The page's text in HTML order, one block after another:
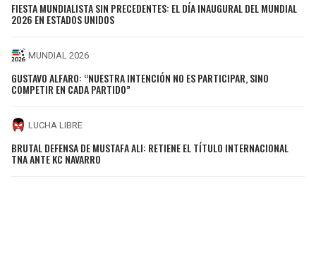
FIESTA MUNDIALISTA SIN PRECEDENTES: EL DÍA INAUGURAL DEL MUNDIAL
2026 EN ESTADOS UNIDOS
MUNDIAL 2026
GUSTAVO ALFARO: “NUESTRA INTENCIÓN NO ES PARTICIPAR, SINO
COMPETIR EN CADA PARTIDO”
LUCHA LIBRE
BRUTAL DEFENSA DE MUSTAFA ALI: RETIENE EL TÍTULO INTERNACIONAL
TNA ANTE KC NAVARRO